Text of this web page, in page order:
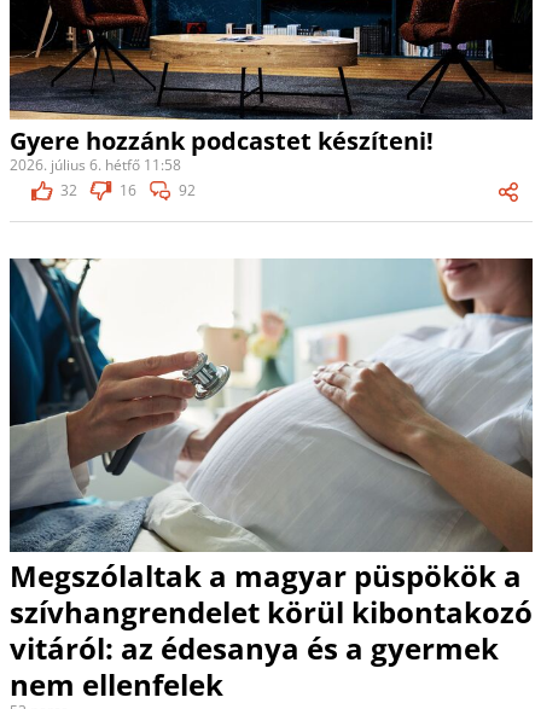
Gyere hozzánk podcastet készíteni!
2026. július 6. hétfő 11:58
32
16 92
Megszólaltak a magyar püspökök a
szívhangrendelet körül kibontakozó
vitáról: az édesanya és a gyermek
nem ellenfelek